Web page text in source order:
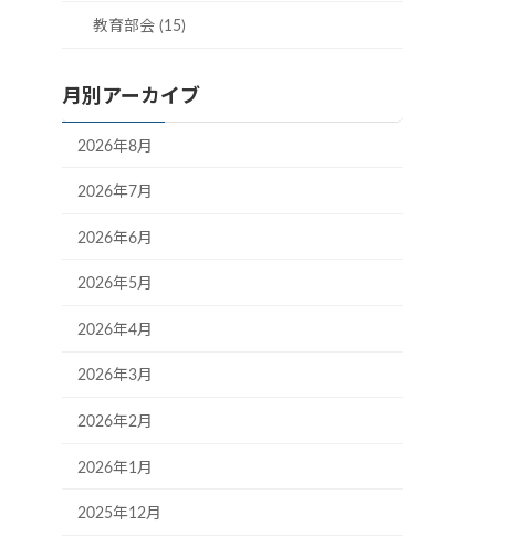
教育部会 (15)
月別アーカイブ
2026年8月
2026年7月
2026年6月
2026年5月
2026年4月
2026年3月
2026年2月
2026年1月
2025年12月